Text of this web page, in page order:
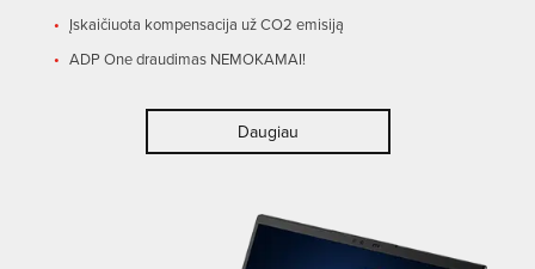
Įskaičiuota kompensacija už CO2 emisiją
ADP One draudimas NEMOKAMAI!
Daugiau